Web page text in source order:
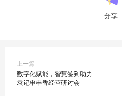
分享
上一篇
数字化赋能，智慧签到助力
袁记串串香经营研讨会